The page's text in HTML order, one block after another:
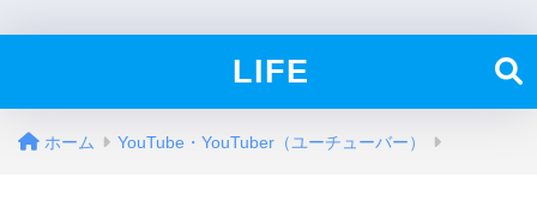
LIFE
ホーム YouTube・YouTuber（ユーチューバー）